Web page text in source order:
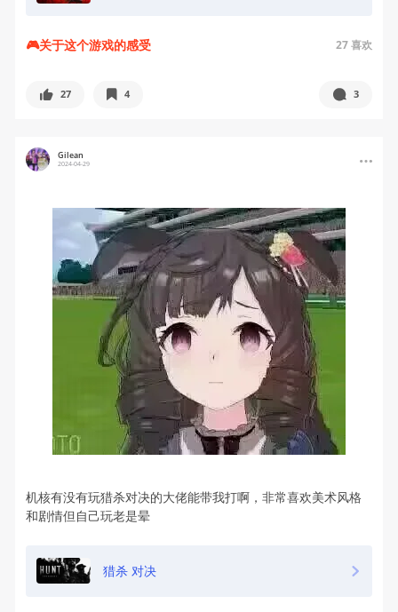
🎮关于这个游戏的感受 27喜欢
27 4 3
Gilean
2024-04-29
机核有没有玩猎杀对决的大佬能带我打啊，非常喜欢美术风格
和剧情但自己玩老是晕
猎杀 对决